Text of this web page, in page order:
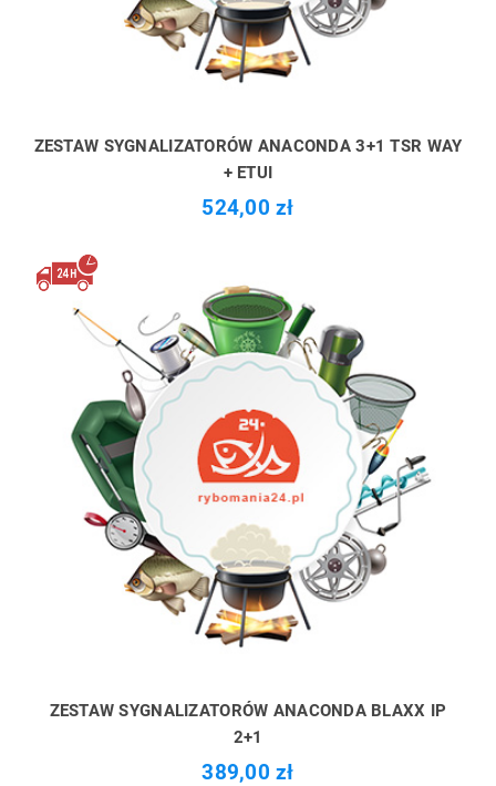
ZESTAW SYGNALIZATORÓW ANACONDA 3+1 TSR WAY
+ ETUI
524,00 zł
ZESTAW SYGNALIZATORÓW ANACONDA BLAXX IP
2+1
389,00 zł